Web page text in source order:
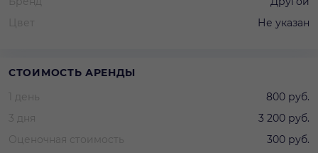
Цвет
Не указан
СТОИМОСТЬ АРЕНДЫ
1 день
800 руб.
3 дня
3 200 руб.
Оценочная стоимость
300 руб.